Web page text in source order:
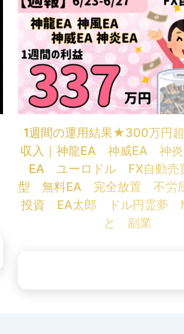
1週間の運用結果★300万円
収入｜神龍EA 神威EA 神
EA ユーロドル FX自動
型 無料EA 完全放置 不労
投資 EA太郎 ドル円霊夢
と 副業